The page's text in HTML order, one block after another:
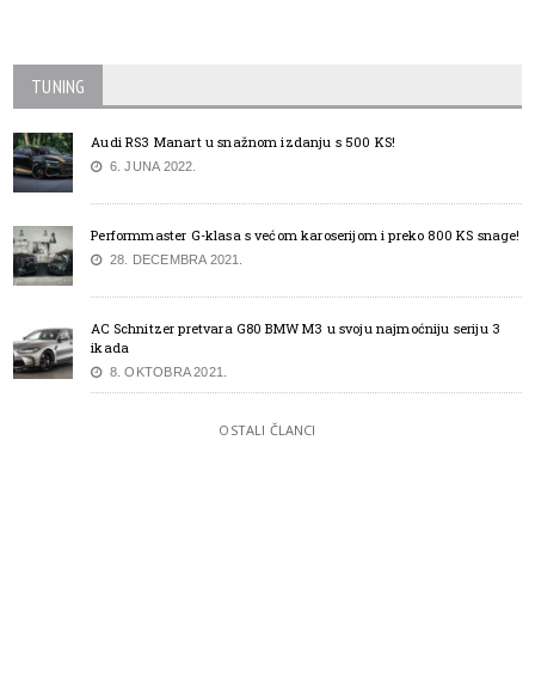
TUNING
Audi RS3 Manart u snažnom izdanju s 500 KS!
6. JUNA 2022.
Performmaster G-klasa s većom karoserijom i preko 800 KS snage!
28. DECEMBRA 2021.
AC Schnitzer pretvara G80 BMW M3 u svoju najmoćniju seriju 3
ikada
8. OKTOBRA 2021.
OSTALI ČLANCI